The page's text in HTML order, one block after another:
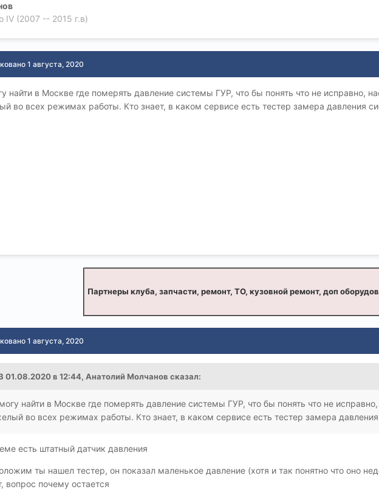
IV (2007 -- 2015 г.в)
1 августа, 2020
найти в Москве где померять давление системы ГУР, что бы понять что не исправно,
во всех режимах работы. Кто знает, в каком сервисе есть тестер замера давления
Партнеры клуба, запчасти, ремонт, ТО, кузовной ремонт, доп
1 августа, 2020
01.08.2020 в 12:44, Анатолий Молчанов сказал:
найти в Москве где померять давление системы ГУР, что бы понять что не
во всех режимах работы. Кто знает, в каком сервисе есть тестер замера
есть штатный датчик давления
ты нашел тестер, он показал маленькое давление (хотя и так понятно что оно
вопрос почему остается